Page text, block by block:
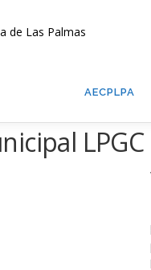
AECPLPA